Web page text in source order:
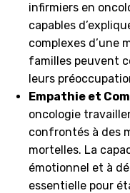
infirmiers en
capables
complexes d’une
familles peuvent
leurs
Empathie et
oncologie
confrontés à des
mortelles. La
émotionnel et à
essentielle pour